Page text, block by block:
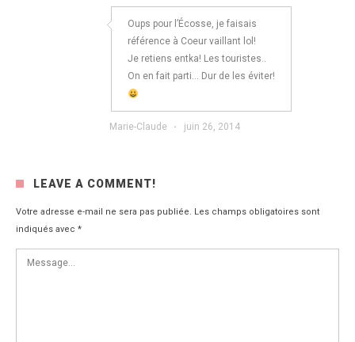
Oups pour l’Écosse, je faisais
référence à Coeur vaillant lol!
Je retiens entka! Les touristes..
On en fait parti… Dur de les éviter!
Marie-Claude · juin 26, 2014
LEAVE A COMMENT!
Votre adresse e-mail ne sera pas publiée. Les champs obligatoires sont
indiqués avec *